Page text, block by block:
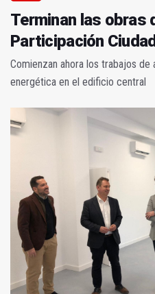
Terminan las obras
Participación
Comienzan ahora los trabajos
energética en el edificio central